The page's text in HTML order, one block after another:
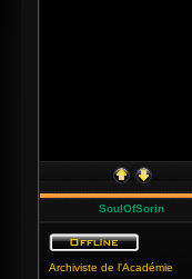
SoulOfSorin
Archiviste de l'Académie